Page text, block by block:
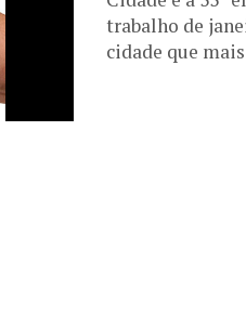
trabalho de
cidade que